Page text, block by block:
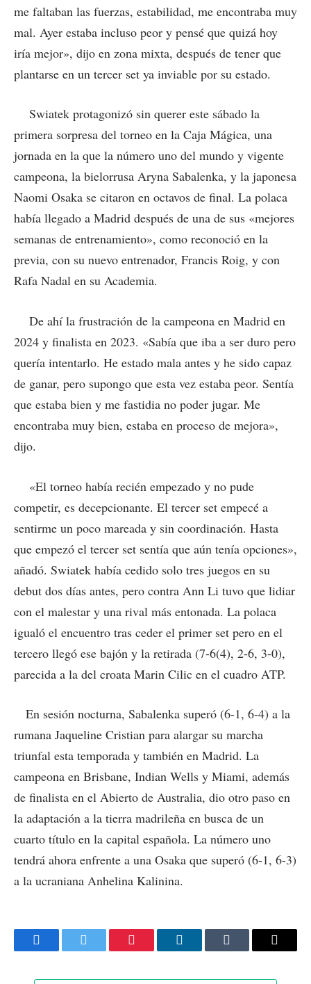
me faltaban las fuerzas, estabilidad, me encontraba muy
mal. Ayer estaba incluso peor y pensé que quizá hoy
iría mejor», dijo en zona mixta, después de tener que
plantarse en un tercer set ya inviable por su estado.
Swiatek protagonizó sin querer este sábado la
primera sorpresa del torneo en la Caja Mágica, una
jornada en la que la número uno del mundo y vigente
campeona, la bielorrusa Aryna Sabalenka, y la japonesa
Naomi Osaka se citaron en octavos de final. La polaca
había llegado a Madrid después de una de sus «mejores
semanas de entrenamiento», como reconoció en la
previa, con su nuevo entrenador, Francis Roig, y con
Rafa Nadal en su Academia.
De ahí la frustración de la campeona en Madrid en
2024 y finalista en 2023. «Sabía que iba a ser duro pero
quería intentarlo. He estado mala antes y he sido capaz
de ganar, pero supongo que esta vez estaba peor. Sentía
que estaba bien y me fastidia no poder jugar. Me
encontraba muy bien, estaba en proceso de mejora»,
dijo.
«El torneo había recién empezado y no pude
competir, es decepcionante. El tercer set empecé a
sentirme un poco mareada y sin coordinación. Hasta
que empezó el tercer set sentía que aún tenía opciones»,
añadó. Swiatek había cedido solo tres juegos en su
debut dos días antes, pero contra Ann Li tuvo que lidiar
con el malestar y una rival más entonada. La polaca
igualó el encuentro tras ceder el primer set pero en el
tercero llegó ese bajón y la retirada (7-6(4), 2-6, 3-0),
parecida a la del croata Marin Cilic en el cuadro ATP.
En sesión nocturna, Sabalenka superó (6-1, 6-4) a la
rumana Jaqueline Cristian para alargar su marcha
triunfal esta temporada y también en Madrid. La
campeona en Brisbane, Indian Wells y Miami, además
de finalista en el Abierto de Australia, dio otro paso en
la adaptación a la tierra madrileña en busca de un
cuarto título en la capital española. La número uno
tendrá ahora enfrente a una Osaka que superó (6-1, 6-3)
a la ucraniana Anhelina Kalinina.
FacebookTwitter Pinterest LinkedInTumblr Email